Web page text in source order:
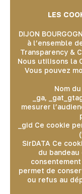
LES
DIJON
à l’ensemble
Transparency &
Nous utilisons la
Vous pouvez
Nom
_ga,
mesurer
_gid Ce cookie
SirDATA Ce
du
permet de
ou refus au